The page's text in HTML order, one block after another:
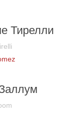
Тирелли